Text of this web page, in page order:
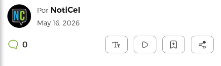
Por NotiCel
May 16, 2026
0